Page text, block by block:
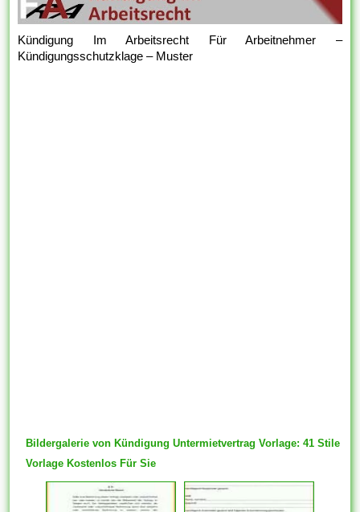
Kündigung Im Arbeitsrecht Für Arbeitnehmer –
Kündigungsschutzklage – Muster
Bildergalerie von Kündigung Untermietvertrag Vorlage: 41 Stile
Vorlage Kostenlos Für Sie